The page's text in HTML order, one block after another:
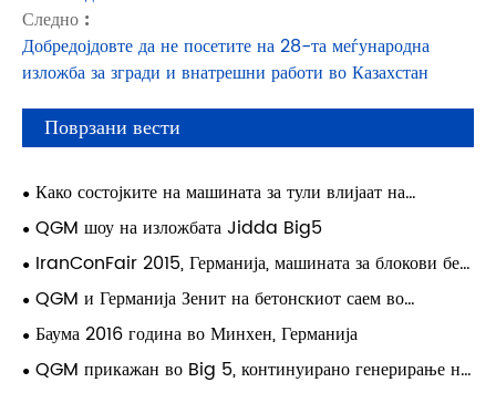
Следно :
Добредојдовте да не посетите на 28-та меѓународна
изложба за згради и внатрешни работи во Казахстан
Поврзани вести
Како состојките на машината за тули влијаат на
издржливоста на градежните материјали?
QGM шоу на изложбата Jidda Big5
IranConFair 2015, Германија, машината за блокови без
палети Zenith доби многу пофалби од клиентите
QGM и Германија Зенит на бетонскиот саем во
Индонизија 2015 година
Баума 2016 година во Минхен, Германија
QGM прикажан во Big 5, континуирано генерирање на